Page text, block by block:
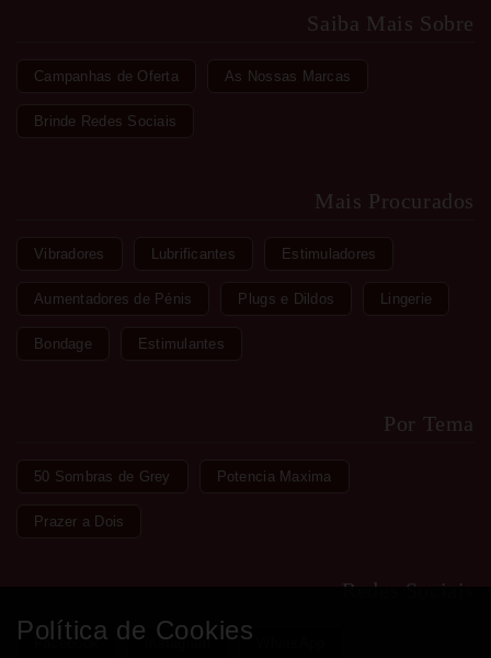
Saiba Mais Sobre
Campanhas de Oferta As Nossas Marcas
Brinde Redes Sociais
Mais Procurados
Vibradores Lubrificantes Estimuladores
Aumentadores de Pénis Plugs e Dildos Lingerie
Bondage Estimulantes
Por Tema
50 Sombras de Grey Potencia Maxima
Prazer a Dois
Redes Sociais
Facebook Instagram
Política de Cookies